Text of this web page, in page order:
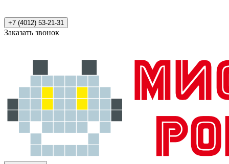
+7 (4012) 53-21-31
Заказать звонок